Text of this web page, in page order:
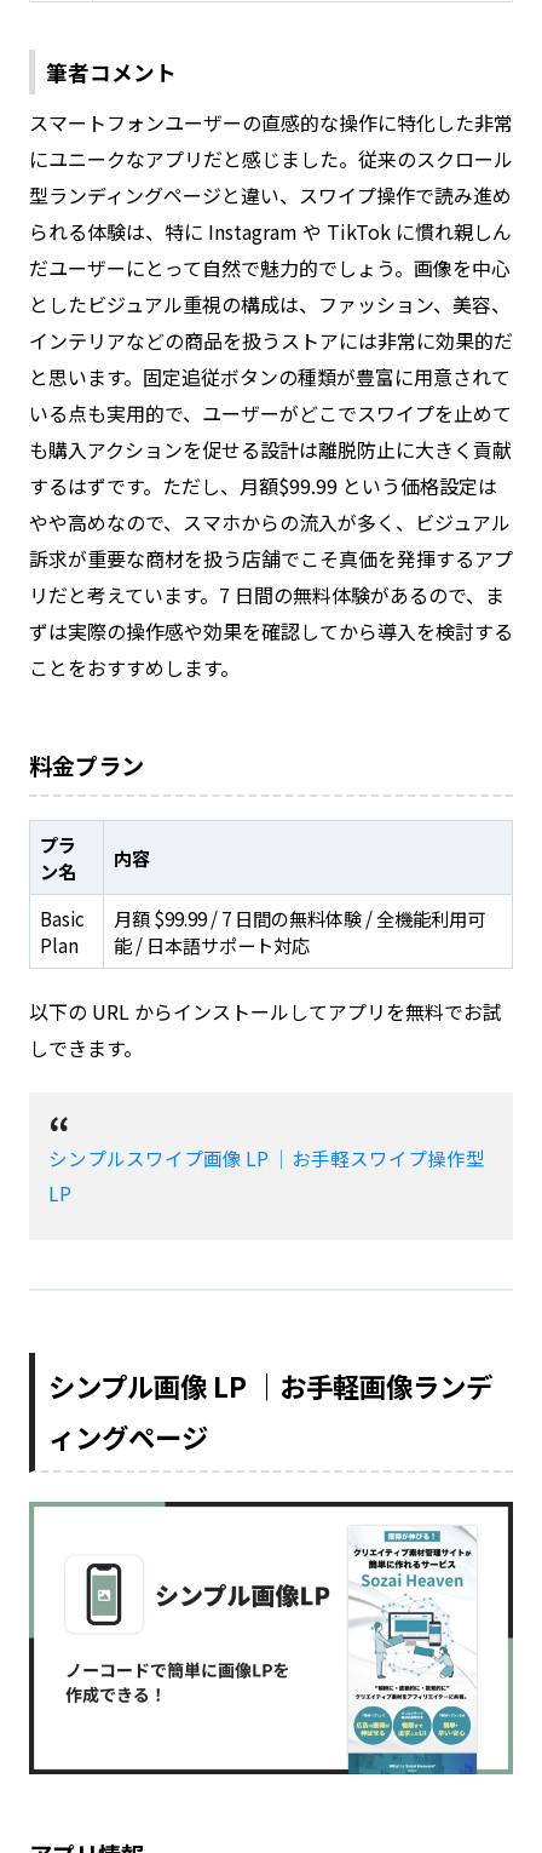
筆者コメント
スマートフォンユーザーの直感的な操作に特化した非常
にユニークなアプリだと感じました。従来のスクロール
型ランディングページと違い、スワイプ操作で読み進め
られる体験は、特に Instagram や TikTok に慣れ親しん
だユーザーにとって自然で魅力的でしょう。画像を中心
としたビジュアル重視の構成は、ファッション、美容、
インテリアなどの商品を扱うストアには非常に効果的だ
と思います。固定追従ボタンの種類が豊富に用意されて
いる点も実用的で、ユーザーがどこでスワイプを止めて
も購入アクションを促せる設計は離脱防止に大きく貢献
するはずです。ただし、月額$99.99 という価格設定は
やや高めなので、スマホからの流入が多く、ビジュアル
訴求が重要な商材を扱う店舗でこそ真価を発揮するアプ
リだと考えています。7 日間の無料体験があるので、ま
ずは実際の操作感や効果を確認してから導入を検討する
ことをおすすめします。
料金プラン
プラ
ン名
内容
Basic
Plan
月額 $99.99 / 7 日間の無料体験 / 全機能利用可
能 / 日本語サポート対応
以下の URL からインストールしてアプリを無料でお試
しできます。
シンプルスワイプ画像 LP ｜お手軽スワイプ操作型
LP
シンプル画像 LP ｜お手軽画像ランデ
ィングページ